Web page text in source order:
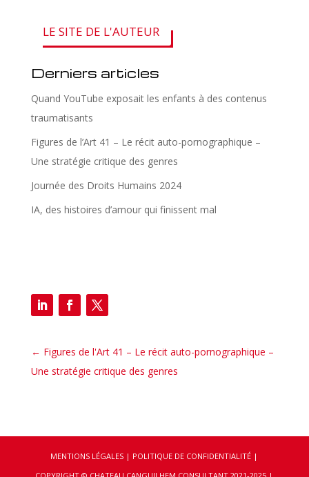
LE SITE DE L'AUTEUR
Derniers articles
Quand YouTube exposait les enfants à des contenus
traumatisants
Figures de l’Art 41 – Le récit auto-pornographique –
Une stratégie critique des genres
Journée des Droits Humains 2024
IA, des histoires d’amour qui finissent mal
← Figures de l'Art 41 – Le récit auto-pornographique –
Une stratégie critique des genres
MENTIONS LÉGALES | POLITIQUE DE CONFIDENTIALITÉ |